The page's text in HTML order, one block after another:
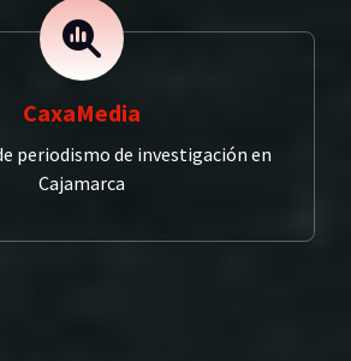
CaxaMedia
periodismo de investigación en
Cajamarca